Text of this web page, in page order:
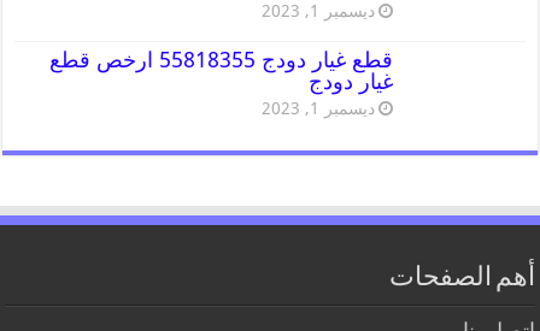
ديسمبر 1, 2023
قطع غيار دودج 55818355 ارخص قطع
غيار دودج
ديسمبر 1, 2023
أهم الصفحات